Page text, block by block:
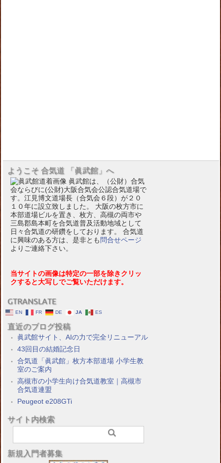
ようこそ 合気道 「眞武館」へ
眞武館は、（公財）合気
会ならびに(公財)大阪合気会公認合気道場で
す。江見博文道場長（合気会６段）が２０
１０年に設立致しました。 大阪の枚方市に
本部道場ビルを置き、枚方、高槻の両市や
三島郡島本町を合気道普及活動地域として
日々合気道の研鑽をしております。 合気道
に興味のある方は、是非とも 問合せページ
よりご連絡下さい。
当サイトの画像は特定の一部を除きクリッ
クすると大写しでご覧いただけます。
GTRANSLATE
EN FR DE JA ES
直近のブログ投稿
眞武館サイト、AIの力で完全リニューアル
43回目の結婚記念日
合気道「眞武館」枚方本部道場 小学生教
室のご案内
高槻市の小学生向け合気道教室｜高槻市
合気道連盟
Peugeot e208GTi
サイト内検索
新規入門者募集